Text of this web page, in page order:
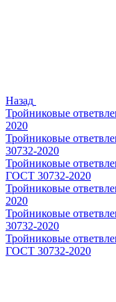
Назад
Тройниковые
2020
Тройниковые
30732-2020
Тройниковые
ГОСТ 30732-2020
Тройниковые
2020
Тройниковые
30732-2020
Тройниковые
ГОСТ 30732-2020